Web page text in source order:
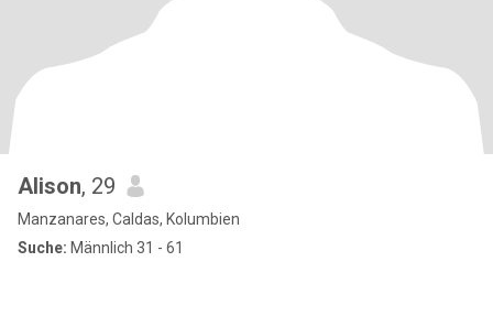
Alison, 29
Manzanares, Caldas, Kolumbien
Suche: Männlich 31 - 61